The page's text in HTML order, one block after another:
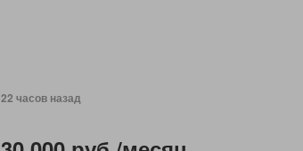
22 часов назад